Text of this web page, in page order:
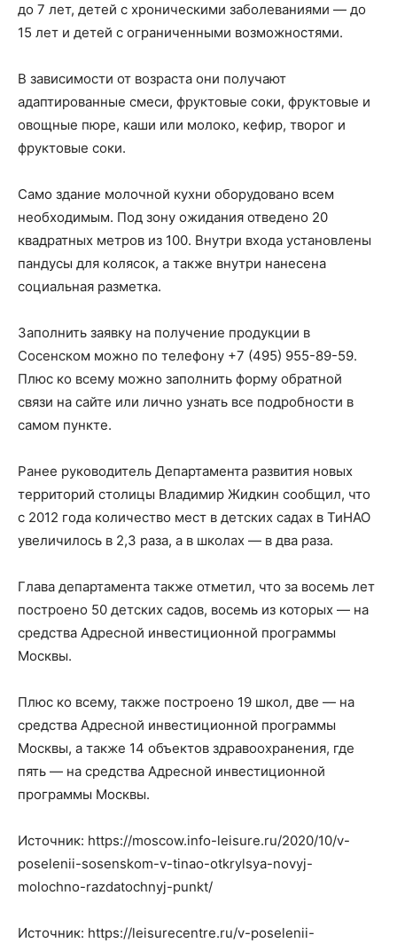
до 7 лет, детей с хроническими заболеваниями — до
15 лет и детей с ограниченными возможностями.
В зависимости от возраста они получают
адаптированные смеси, фруктовые соки, фруктовые и
овощные пюре, каши или молоко, кефир, творог и
фруктовые соки.
Само здание молочной кухни оборудовано всем
необходимым. Под зону ожидания отведено 20
квадратных метров из 100. Внутри входа установлены
пандусы для колясок, а также внутри нанесена
социальная разметка.
Заполнить заявку на получение продукции в
Сосенском можно по телефону +7 (495) 955-89-59.
Плюс ко всему можно заполнить форму обратной
связи на сайте или лично узнать все подробности в
самом пункте.
Ранее руководитель Департамента развития новых
территорий столицы Владимир Жидкин сообщил, что
с 2012 года количество мест в детских садах в ТиНАО
увеличилось в 2,3 раза, а в школах — в два раза.
Глава департамента также отметил, что за восемь лет
построено 50 детских садов, восемь из которых — на
средства Адресной инвестиционной программы
Москвы.
Плюс ко всему, также построено 19 школ, две — на
средства Адресной инвестиционной программы
Москвы, а также 14 объектов здравоохранения, где
пять — на средства Адресной инвестиционной
программы Москвы.
Источник: https://moscow.info-leisure.ru/2020/10/v-
poselenii-sosenskom-v-tinao-otkrylsya-novyj-
molochno-razdatochnyj-punkt/
Источник: https://leisurecentre.ru/v-poselenii-